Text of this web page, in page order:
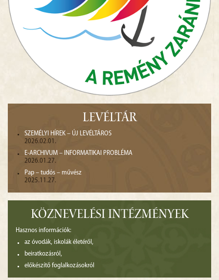
LEVÉLTÁR
SZEMÉLYI HÍREK – ÚJ LEVÉLTÁROS
2026.02.01.
E-ARCHIVUM – INFORMATIKAI PROBLÉMA
2026.01.27.
Pap – tudós – művész
2025.11.27.
KÖZNEVELÉSI INTÉZMÉNYEK
Hasznos információk:
az óvodák, iskolák életéről,
beiratkozásról,
előkészítő foglalkozásokról